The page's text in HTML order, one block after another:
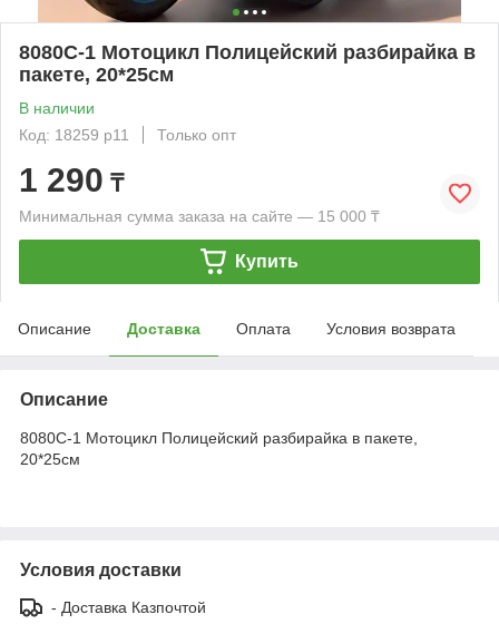
8080C-1 Мотоцикл Полицейский разбирайка в
пакете, 20*25см
В наличии
Код: 18259 р11
Только опт
1 290 ₸
Минимальная сумма заказа на сайте — 15 000 ₸
Купить
Описание Доставка Оплата Условия возврата
Описание
8080C-1 Мотоцикл Полицейский разбирайка в пакете,
20*25см
Условия доставки
- Доставка Казпочтой